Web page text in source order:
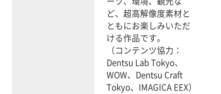
ど、超高解像度素材と
ともにお楽しみいただ
ける作品です。
（コンテンツ協力：
Dentsu Lab Tokyo、
WOW、Dentsu Craft
Tokyo、IMAGICA EEX）